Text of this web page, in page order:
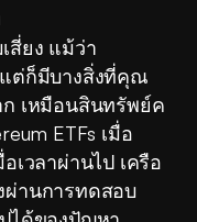
สี่ยง แม้ว่า
ต่ก็มีบางสิ่งที่คุณ
เหมือนสินทรัพย์ค
ETFs เมื่อ
เวลาผ่านไป เครือ
ผ่านการทดสอบ